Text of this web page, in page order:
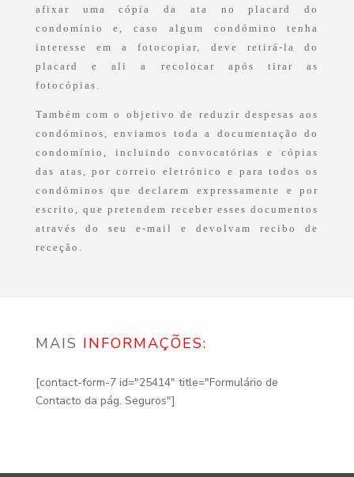
afixar uma cópia da ata no placard do
condomínio e, caso algum condómino tenha
interesse em a fotocopiar, deve retirá-la do
placard e ali a recolocar após tirar as
fotocópias.
Também com o objetivo de reduzir despesas aos
condóminos, enviamos toda a documentação do
condomínio, incluindo convocatórias e cópias
das atas, por correio eletrónico e para todos os
condóminos que declarem expressamente e por
escrito, que pretendem receber esses documentos
através do seu e-mail e devolvam recibo de
receção.
MAIS INFORMAÇÕES:
[contact-form-7 id="25414" title="Formulário de
Contacto da pág. Seguros"]